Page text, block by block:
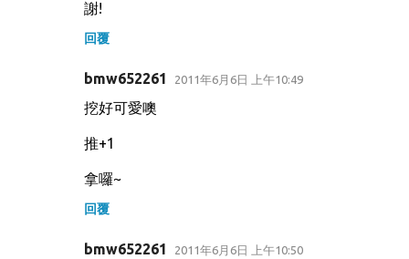
謝!
回覆
bmw652261 2011年6月6日 上午10:49
挖好可愛噢
推+1
拿囉~
回覆
bmw652261 2011年6月6日 上午10:50